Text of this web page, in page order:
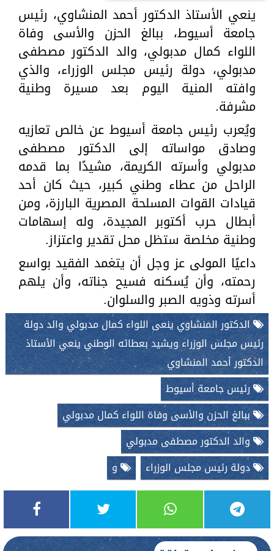
ينعي الأستاذ الدكتور أحمد المنشاوي، رئيس
جامعة أسيوط، ببالغ الحزن والأسى وفاة
اللواء كمال مدبولي، والد الدكتور مصطفى
مدبولي، دولة رئيس مجلس الوزراء، والذي
وافته المنية اليوم بعد مسيرة وطنية
مشرفة.
ويُعرب رئيس جامعة أسيوط عن خالص تعازيه
وصادق مواساته إلى الدكتور مصطفى
مدبولي وأسرته الكريمة، مشيدًا بما قدمه
الراحل من عطاء وطني كبير، حيث كان أحد
قيادات القوات المسلحة المصرية البارزة، ومن
أبطال حرب أكتوبر المجيدة، وله إسهامات
وطنية مخلصة ستظل محل تقدير واعتزاز.
داعيًا المولى عز وجل أن يتغمد الفقيد بواسع
رحمته، وأن يُسكنه فسيح جناته، وأن يلهم
أسرته وذويه الصبر والسلوان.
الدكتور المنشاوي ينعى اللواء كمال مدبولي والد دولة
رئيس مجلس الوزراء ويشيد بعطائه الوطني ينعي الأستاذ
الدكتور أحمد المنشاوي
رئيس جامعة أسيوط
ببالغ الحزن والأسى وفاة اللواء كمال مدبولي
والد الدكتور مصطفى مدبولي
دولة رئيس مجلس الوزراء
و